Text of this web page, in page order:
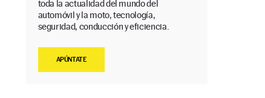
toda la actualidad del mundo del
automóvil y la moto, tecnología,
seguridad, conducción y eficiencia.
APÚNTATE